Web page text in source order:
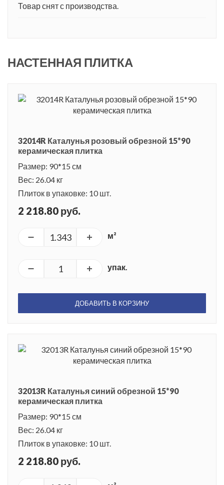
Товар снят с производства.
НАСТЕННАЯ ПЛИТКА
32014R Каталунья розовый обрезной 15*90
керамическая плитка
Размер: 90*15 см
Вес: 26.04 кг
Плиток в упаковке: 10 шт.
2 218.80 руб.
м²
упак.
ДОБАВИТЬ В КОРЗИНУ
32013R Каталунья синий обрезной 15*90
керамическая плитка
Размер: 90*15 см
Вес: 26.04 кг
Плиток в упаковке: 10 шт.
2 218.80 руб.